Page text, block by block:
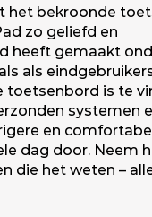
het bekroonde
zo geliefd en
heeft gemaakt
als
toetsenbord is te
systemen
en
dag door. Neem
die het weten –